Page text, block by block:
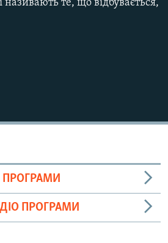
називають те, що відбувається,
ПРОГРАМИ
ПРОГРАМИ